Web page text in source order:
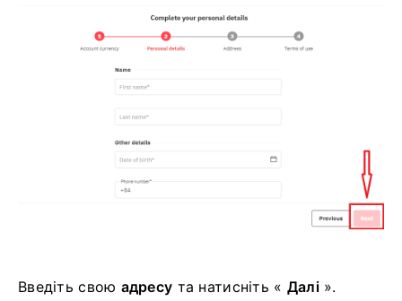
Введіть свою адресу та натисніть « Далі».